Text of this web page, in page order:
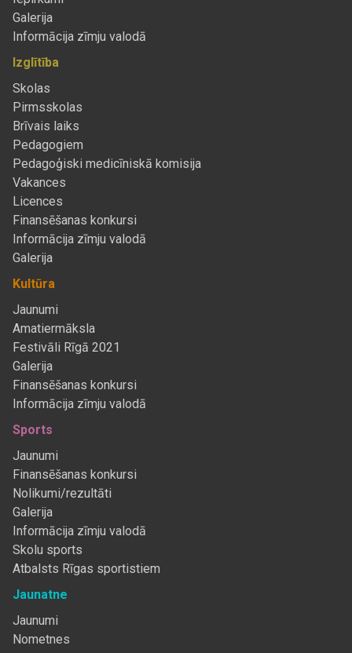
Galerija
Informācija zīmju valodā
Izglītība
Skolas
Pirmsskolas
Brīvais laiks
Pedagogiem
Pedagoģiski medicīniskā komisija
Vakances
Licences
Finansēšanas konkursi
Informācija zīmju valodā
Galerija
Kultūra
Jaunumi
Amatiermāksla
Festivāli Rīgā 2021
Galerija
Finansēšanas konkursi
Informācija zīmju valodā
Sports
Jaunumi
Finansēšanas konkursi
Nolikumi/rezultāti
Galerija
Informācija zīmju valodā
Skolu sports
Atbalsts Rīgas sportistiem
Jaunatne
Jaunumi
Nometnes